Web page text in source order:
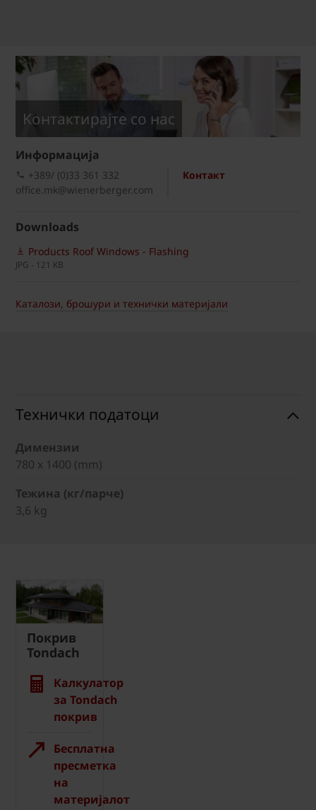
Kонтактирајте со нас
Информациja
Контакт
+389/ (0)33 361 332
office.mk@wienerberger.com
Downloads
Products Roof Windows - Flashing
JPG - 121 KB
Каталози, брошури и технички материјали
Технички податоци
Димензии
780 x 1400 (mm)
Тежина (кг/парче)
3,6 kg
Покрив
Tondach
Калкулатор
за Tondach
покрив
Бесплатна
пресметка
на
материјалот